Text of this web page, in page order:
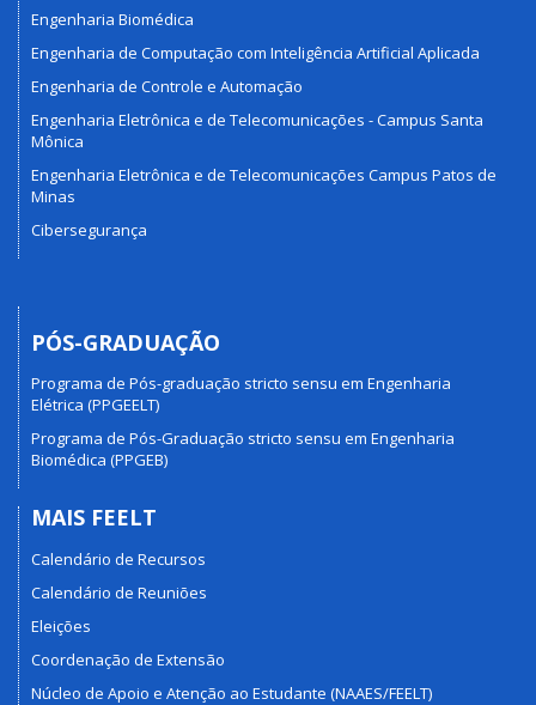
Engenharia Biomédica
Engenharia de Computação com Inteligência Artificial Aplicada
Engenharia de Controle e Automação
Engenharia Eletrônica e de Telecomunicações - Campus Santa
Mônica
Engenharia Eletrônica e de Telecomunicações Campus Patos de
Minas
Cibersegurança
PÓS-GRADUAÇÃO
Programa de Pós-graduação stricto sensu em Engenharia
Elétrica (PPGEELT)
Programa de Pós-Graduação stricto sensu em Engenharia
Biomédica (PPGEB)
MAIS FEELT
Calendário de Recursos
Calendário de Reuniões
Eleições
Coordenação de Extensão
Núcleo de Apoio e Atenção ao Estudante (NAAES/FEELT)